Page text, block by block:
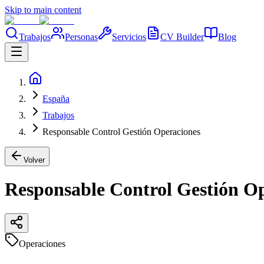
Skip to main content
Trabajos Personas Servicios CV Builder Blog
España
Trabajos
Responsable Control Gestión Operaciones
Volver
Responsable Control Gestión
Operaciones